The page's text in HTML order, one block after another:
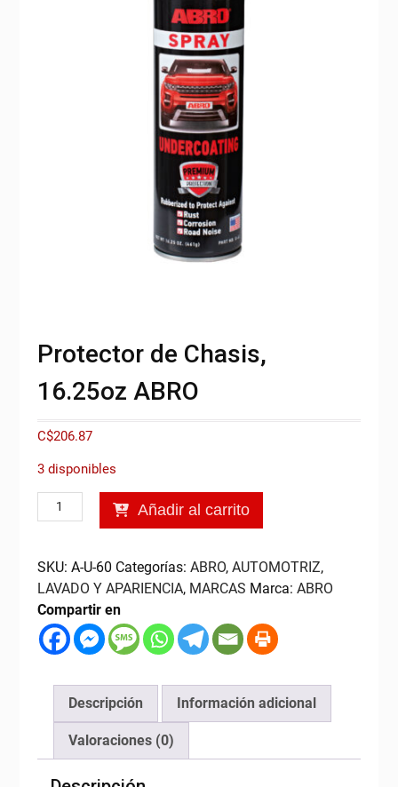
Protector de Chasis,
16.25oz ABRO
C$206.87
3 disponibles
Protector
de
16.25oz
ABRO
cantidad
Añadir al carrito
SKU: A-U-60 Categorías: ABRO, AUTOMOTRIZ,
LAVADO Y APARIENCIA, MARCAS Marca: ABRO
Compartir en
Descripción Información adicional
Valoraciones (0)